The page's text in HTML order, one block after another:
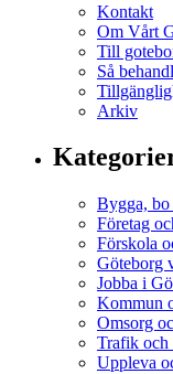
Kontakt
Om Vårt
Till
Så
Arkiv
Bygga, bo
Företag
Förskola
Göteborg
Jobba i
Kommun
Omsorg
Trafik och
Uppleva